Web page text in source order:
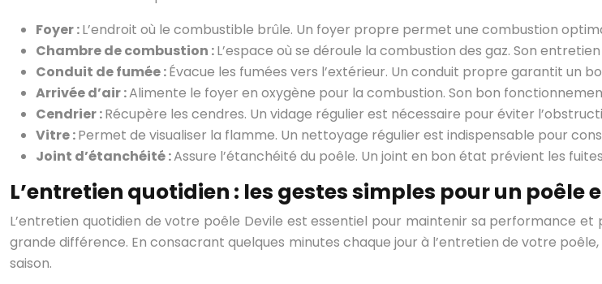
Foyer :L’endroit où le combustible brûle. Un foyer propre permet une combustion
Chambre de combustion :L’espace où se déroule la combustion des gaz. Son
Conduit de fumée :Évacue les fumées vers l’extérieur. Un conduit propre garantit un
Arrivée d’air :Alimente le foyer en oxygène pour la combustion. Son bon
Cendrier :Récupère les cendres. Un vidage régulier est nécessaire pour éviter
Vitre :Permet de visualiser la flamme. Un nettoyage régulier est indispensable pour
Joint d’étanchéité :Assure l’étanchéité du poêle. Un joint en bon état prévient les
L’entretien quotidien : les gestes simples pour un poêle
L’entretien quotidien de votre poêle Devile est essentiel pour maintenir sa performance
grande différence. En consacrant quelques minutes chaque jour à l’entretien de votre
saison.